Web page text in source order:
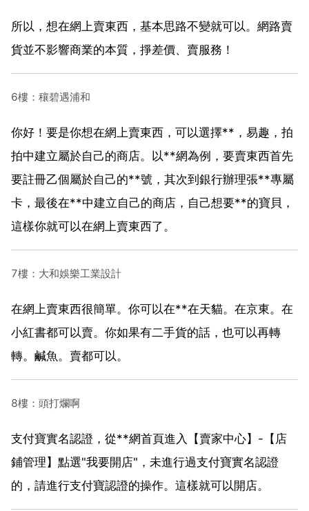
所以，想在網上賣東西，基本思路不變就可以。網路賣
貨並不影響商業的本質，掙差價、賣服務！
6樓：穰碧遇浦和
你好！要是你想在網上賣東西，可以選擇**，易趣，拍
拍中建立屬於自己的商店。以**網為例，要賣東西首先
要註冊乙個屬於自己的**號，其次到銀行辦理張**專屬
卡，最後在**中建立自己的商店，自己想要**的寶貝，
這樣你就可以在網上賣東西了。
7樓：大和娛樂工業設計
在網上賣東西很簡單。你可以在**在天貓。在京東。在
小紅書都可以賣。你如果有二手貨的話，也可以再轉
轉。鹹魚。賣都可以。
8樓：頭打爛啊
支付寶實名認證，從**網首頁進入【賣家中心】-【店
鋪管理】點選"我要開店"，未進行過支付寶實名認證
的，請進行支付寶認證的操作。這樣就可以開店。